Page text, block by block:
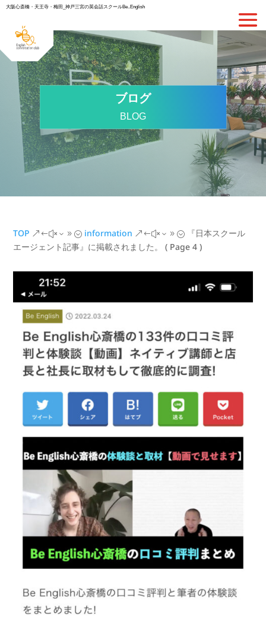
大阪心斎橋・天王寺・梅田_神戸三宮の英会話スクールBe..English
ブログ
BLOG
TOP &#x39; information &#x39;
『日本スクール
エージェント記事』に掲載されました。
( Page 4 )